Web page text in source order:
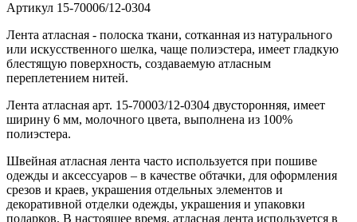
Артикул 15-70006/12-0304
Лента атласная - полоска ткани, сотканная из натурального
или искусственного шелка, чаще полиэстера, имеет гладкую
блестящую поверхность, создаваемую атласным
переплетением нитей.
Лента атласная арт. 15-70003/12-0304 двусторонняя, имеет
ширину 6 мм, молочного цвета, выполнена из 100%
полиэстера.
Швейная атласная лента часто используется при пошиве
одежды и аксессуаров – в качестве обтачки, для оформления
срезов и краев, украшения отдельных элементов и
декоративной отделки одежды, украшения и упаковки
подарков. В настоящее время, атласная лента используется в